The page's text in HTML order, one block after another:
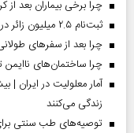
چرا برخی بیماران بعد از
ثبت‌نام ۲.۵ میلیون زائر در سماح | عبور ۱.۷ میلیون نفر از مرز‌های اربعین
چرا بعد از سفرهای
چرا ساختمان‌های
زندگی می‌کنند
توصیه‌های طب سنتی